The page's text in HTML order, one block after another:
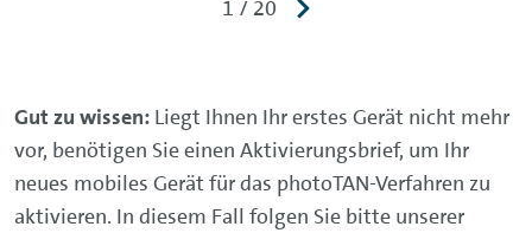
Gut zu wissen: Liegt Ihnen Ihr erstes Gerät nicht mehr
vor, benötigen Sie einen Aktivierungsbrief, um Ihr
neues mobiles Gerät für das photoTAN-Verfahren zu
aktivieren. In diesem Fall folgen Sie bitte unserer